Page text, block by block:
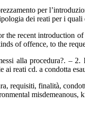
per
dei reati per i quali
the recent introduction
of offence, to the
alla procedura?. –
reati cd. a condotta
requisiti, finalità,